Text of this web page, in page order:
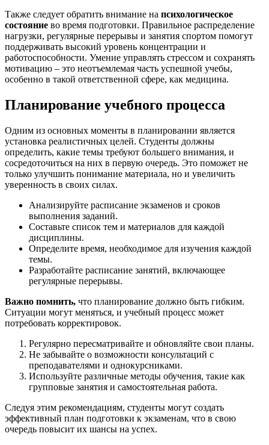
Также следует обратить внимание на психологическое
состояние во время подготовки. Правильное распределение
нагрузки, регулярные перерывы и занятия спортом помогут
поддерживать высокий уровень концентрации и
работоспособности. Умение управлять стрессом и сохранять
мотивацию – это неотъемлемая часть успешной учебы,
особенно в такой ответственной сфере, как медицина.
Планирование учебного процесса
Одним из основных моменты в планировании является
установка реалистичных целей. Студенты должны
определить, какие темы требуют большего внимания, и
сосредоточиться на них в первую очередь. Это поможет не
только улучшить понимание материала, но и увеличить
уверенность в своих силах.
Анализируйте расписание экзаменов и сроков
выполнения заданий.
Составьте список тем и материалов для каждой
дисциплины.
Определите время, необходимое для изучения каждой
темы.
Разработайте расписание занятий, включающее
регулярные перерывы.
Важно помнить, что планирование должно быть гибким.
Ситуации могут меняться, и учебный процесс может
потребовать корректировок.
Регулярно пересматривайте и обновляйте свои планы.
Не забывайте о возможности консультаций с
преподавателями и однокурсниками.
Используйте различные методы обучения, такие как
групповые занятия и самостоятельная работа.
Следуя этим рекомендациям, студенты могут создать
эффективный план подготовки к экзаменам, что в свою
очередь повысит их шансы на успех.